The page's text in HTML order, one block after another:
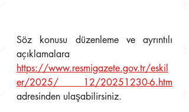
Söz konusu düzenleme ve ayrıntılı
https://www.resmigazete.gov.tr/eskil
er/2025/ 12/20251230-6.htm
adresinden ulaşabilirsiniz.